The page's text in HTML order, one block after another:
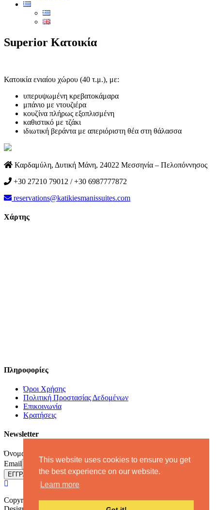
This website uses cookies to ensure you get
the best experience on our website.
Learn more
Superior Κατοικία
Κατοικία ενιαίου χώρου (40 τ.μ.), με:
υπερυψωμένη κρεβατοκάμαρα
μπάνιο με ντουζιέρα
κουζίνα πλήρως εξοπλισμένη
καθιστικό με τζάκι
ιδιωτική βεράντα με απεριόριστη θέα στη θάλασσα
Καρδαμύλη, Δυτική Μάνη, 24022 Μεσσηνία – Πελοπόννησος
+30 27210 79012 / +30 6987777872
reservations@katikiesmanissuites.com
Χάρτης
Πληροφορίες
Όροι Χρήσης
Πολιτική Προστασίας Δεδομένων
Επικοινωνία
Κρατήσεις
Newsletter
Όνομα
Email
Copyright 2019 - All rights reserved - Katikiesmanisvillas.com.